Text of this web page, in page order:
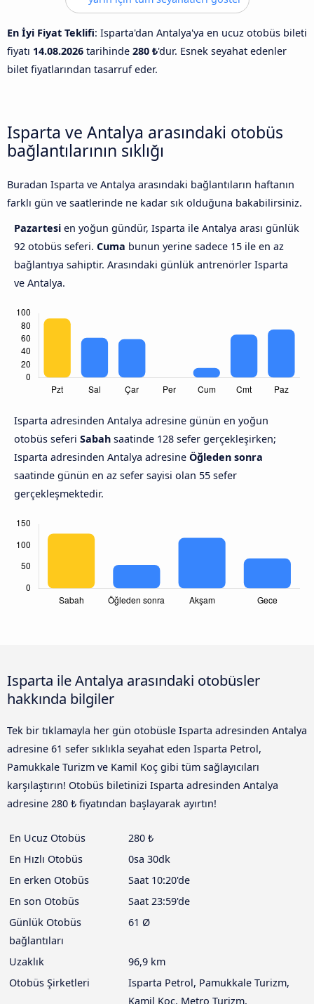
En İyi Fiyat Teklifi: Isparta'dan Antalya'ya en ucuz otobüs bileti
fiyatı 14.08.2026 tarihinde 280 ₺'dur. Esnek seyahat edenler
bilet fiyatlarından tasarruf eder.
Isparta ve Antalya arasındaki otobüs
bağlantılarının sıklığı
Buradan Isparta ve Antalya arasındaki bağlantıların haftanın
farklı gün ve saatlerinde ne kadar sık olduğuna bakabilirsiniz.
Pazartesi en yoğun gündür, Isparta ile Antalya arası günlük
92 otobüs seferi. Cuma bunun yerine sadece 15 ile en az
bağlantıya sahiptir. Arasındaki günlük antrenörler Isparta
ve Antalya.
Isparta adresinden Antalya adresine günün en yoğun
otobüs seferi Sabah saatinde 128 sefer gerçekleşirken;
Isparta adresinden Antalya adresine Öğleden sonra
saatinde günün en az sefer sayisi olan 55 sefer
gerçekleşmektedir.
Isparta ile Antalya arasındaki otobüsler
hakkında bilgiler
Tek bir tıklamayla her gün otobüsle Isparta adresinden Antalya
adresine 61 sefer sıklıkla seyahat eden Isparta Petrol,
Pamukkale Turizm ve Kamil Koç gibi tüm sağlayıcıları
karşılaştırın! Otobüs biletinizi Isparta adresinden Antalya
adresine 280 ₺ fiyatından başlayarak ayırtın!
En Ucuz Otobüs
280 ₺
En Hızlı Otobüs
0sa 30dk
En erken Otobüs
Saat 10:20'de
En son Otobüs
Saat 23:59'de
Günlük Otobüs
bağlantıları
61 Ø
Uzaklık
96,9 km
Otobüs Şirketleri
Isparta Petrol, Pamukkale Turizm,
Kamil Koç, Metro Turizm,